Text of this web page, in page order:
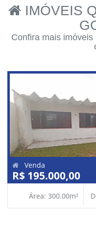
IMÓVEIS
Confira mais
Venda
R$ 195.000,00
Área: 300.00m²